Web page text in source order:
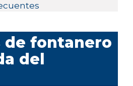
de fontanero
del